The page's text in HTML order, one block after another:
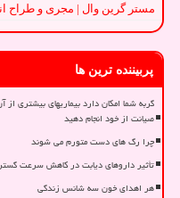
مستر گرین وال | مجری و طراح
پربیننده ترین ها
گربه شما امکان دارد بیماریهای بیشتری از
صیانت از خود انجام دهید
چرا رگ های دست متورم می شوند
تأثیر داروهای دیابت در کاهش سرعت
هر اهدای خون سه شانس زندگی